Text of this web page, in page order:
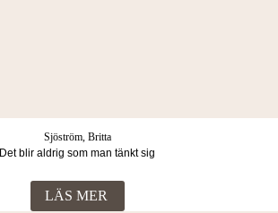
Sjöström, Britta
Det blir aldrig som man tänkt sig
LÄS MER